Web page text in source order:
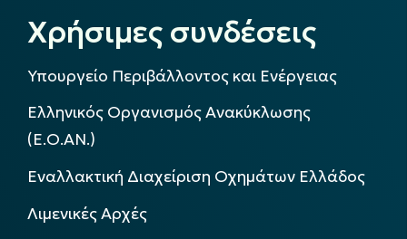
Χρήσιμες συνδέσεις
Υπουργείο Περιβάλλοντος και Ενέργειας
Ελληνικός Οργανισμός Ανακύκλωσης
(Ε.Ο.ΑΝ.)
Εναλλακτική Διαχείριση Οχημάτων Ελλάδος
Λιμενικές Αρχές